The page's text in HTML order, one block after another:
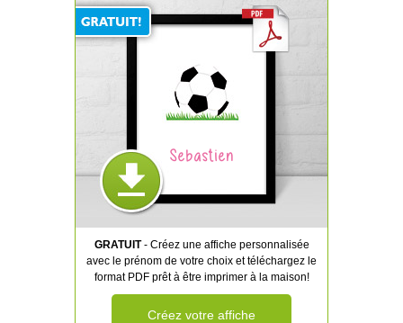
Sebastien
GRATUIT- Créez une affiche personnalisée
avec le prénom de votre choix et téléchargez le
format PDF prêt à être imprimer à la maison!
Créez votre affiche